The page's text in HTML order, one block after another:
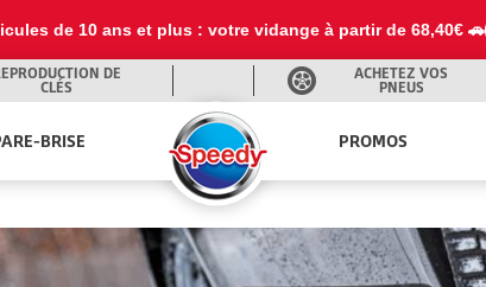
de 10 ans et plus : votre vidange à partir de 68,40€ 🚗
DE
CLÉS
ACHETEZ VOS
PNEUS
BRISE PROMOS